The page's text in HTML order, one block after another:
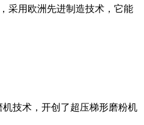
采用欧洲先进制造技术，它能
技术，开创了超压梯形磨粉机